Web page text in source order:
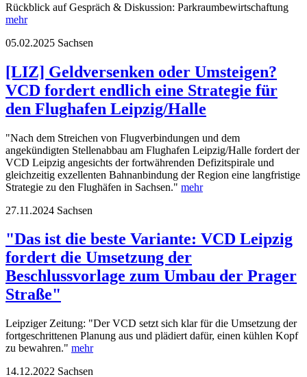
Rückblick auf Gespräch & Diskussion: Parkraumbewirtschaftung
mehr
05.02.2025 Sachsen
[LIZ] Geldversenken oder Umsteigen?
VCD fordert endlich eine Strategie für
den Flughafen Leipzig/Halle
"Nach dem Streichen von Flugverbindungen und dem
angekündigten Stellenabbau am Flughafen Leipzig/Halle fordert der
VCD Leipzig angesichts der fortwährenden Defizitspirale und
gleichzeitig exzellenten Bahnanbindung der Region eine langfristige
Strategie zu den Flughäfen in Sachsen." mehr
27.11.2024 Sachsen
"Das ist die beste Variante: VCD Leipzig
fordert die Umsetzung der
Beschlussvorlage zum Umbau der Prager
Straße"
Leipziger Zeitung: "Der VCD setzt sich klar für die Umsetzung der
fortgeschrittenen Planung aus und plädiert dafür, einen kühlen Kopf
zu bewahren." mehr
14.12.2022 Sachsen